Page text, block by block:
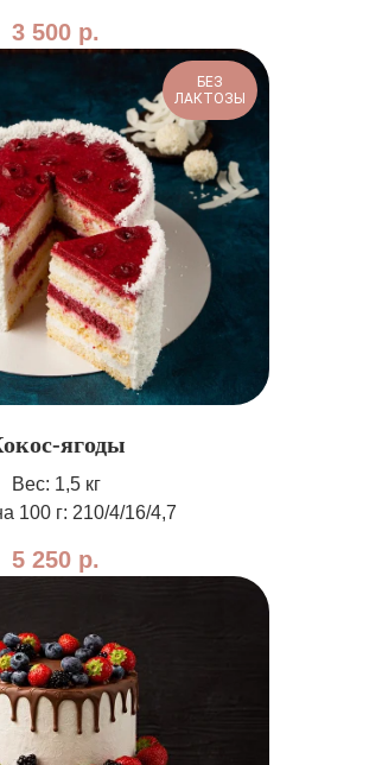
3 500 р.
БЕЗ
ЛАКТОЗЫ
ягоды
Вес: 1,5 кг
100 г: 210/4/16/4,7
5 250 р.